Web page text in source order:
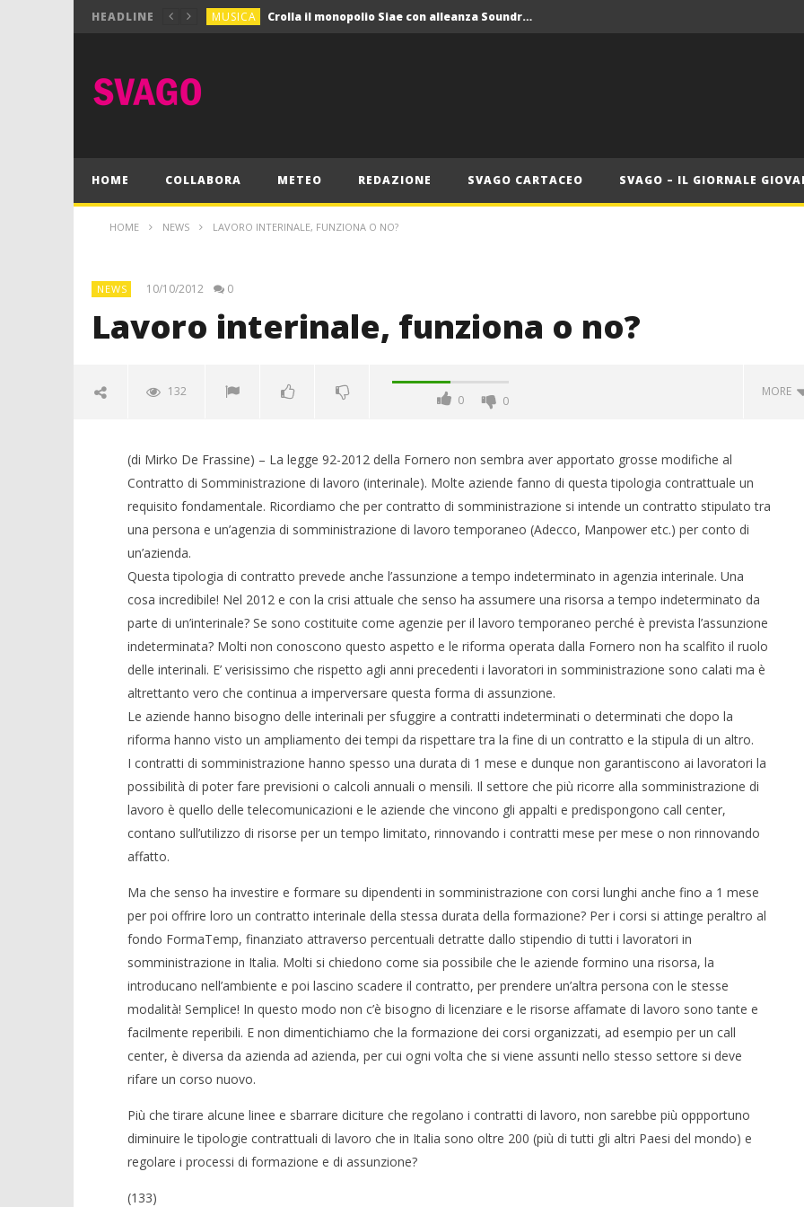
HEADLINE MUSICA Crolla il monopolio Siae con alleanza Soundreef – LEA
MUSICA Crolla il monopolio Siae con alleanza Soundreef – LEA
HOME COLLABORA METEO REDAZIONE SVAGO CARTACEO SVAGO – IL GIORNALE
HOME NEWS LAVORO INTERINALE, FUNZIONA O NO?
NEWS 10/10/2012 0
Lavoro interinale, funziona o no?
132
0 0
MORE
10/10/2012
Crolla il monopolio Siae con
alleanza Soundreef - LEA
10/10/2012
Pink Floyd in mostra a Roma
10/10/2012
(di Mirko De Frassine) – La legge 92-2012 della Fornero non sembra aver apportato grosse modifiche al
Contratto di Somministrazione di lavoro (interinale). Molte aziende fanno di questa tipologia contrattuale un
requisito fondamentale. Ricordiamo che per contratto di somministrazione si intende un contratto stipulato tra
una persona e un’agenzia di somministrazione di lavoro temporaneo (Adecco, Manpower etc.) per conto di
un’azienda.
Questa tipologia di contratto prevede anche l’assunzione a tempo indeterminato in agenzia interinale. Una
cosa incredibile! Nel 2012 e con la crisi attuale che senso ha assumere una risorsa a tempo indeterminato da
parte di un’interinale? Se sono costituite come agenzie per il lavoro temporaneo perché è prevista l’assunzione
indeterminata? Molti non conoscono questo aspetto e le riforma operata dalla Fornero non ha scalfito il ruolo
delle interinali. E’ verisissimo che rispetto agli anni precedenti i lavoratori in somministrazione sono calati ma è
altrettanto vero che continua a imperversare questa forma di assunzione.
Le aziende hanno bisogno delle interinali per sfuggire a contratti indeterminati o determinati che dopo la
riforma hanno visto un ampliamento dei tempi da rispettare tra la fine di un contratto e la stipula di un altro.
I contratti di somministrazione hanno spesso una durata di 1 mese e dunque non garantiscono ai lavoratori la
possibilità di poter fare previsioni o calcoli annuali o mensili. Il settore che più ricorre alla somministrazione di
lavoro è quello delle telecomunicazioni e le aziende che vincono gli appalti e predispongono call center,
contano sull’utilizzo di risorse per un tempo limitato, rinnovando i contratti mese per mese o non rinnovando
affatto.
Ma che senso ha investire e formare su dipendenti in somministrazione con corsi lunghi anche fino a 1 mese
per poi offrire loro un contratto interinale della stessa durata della formazione? Per i corsi si attinge peraltro al
fondo FormaTemp, finanziato attraverso percentuali detratte dallo stipendio di tutti i lavoratori in
somministrazione in Italia. Molti si chiedono come sia possibile che le aziende formino una risorsa, la
introducano nell’ambiente e poi lascino scadere il contratto, per prendere un’altra persona con le stesse
modalità! Semplice! In questo modo non c’è bisogno di licenziare e le risorse affamate di lavoro sono tante e
facilmente reperibili. E non dimentichiamo che la formazione dei corsi organizzati, ad esempio per un call
center, è diversa da azienda ad azienda, per cui ogni volta che si viene assunti nello stesso settore si deve
rifare un corso nuovo.
Più che tirare alcune linee e sbarrare diciture che regolano i contratti di lavoro, non sarebbe più oppportuno
diminuire le tipologie contrattuali di lavoro che in Italia sono oltre 200 (più di tutti gli altri Paesi del mondo) e
regolare i processi di formazione e di assunzione?
(133)